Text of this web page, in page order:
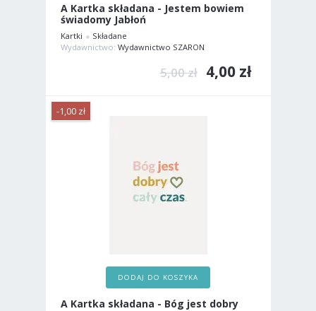
A Kartka składana - Jestem bowiem
świadomy Jabłoń
Kartki
Składane
Wydawnictwo: Wydawnictwo SZARON
5,00 zł 4,00 zł
-1,00 zł
DODAJ DO KOSZYKA
A Kartka składana - Bóg jest dobry